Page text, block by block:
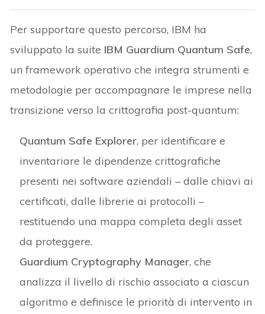
Per supportare questo percorso, IBM ha
sviluppato la suite IBM Guardium Quantum Safe,
un framework operativo che integra strumenti e
metodologie per accompagnare le imprese nella
transizione verso la crittografia post-quantum:
Quantum Safe Explorer, per identificare e
inventariare le dipendenze crittografiche
presenti nei software aziendali – dalle chiavi ai
certificati, dalle librerie ai protocolli –
restituendo una mappa completa degli asset
da proteggere.
Guardium Cryptography Manager, che
analizza il livello di rischio associato a ciascun
algoritmo e definisce le priorità di intervento in